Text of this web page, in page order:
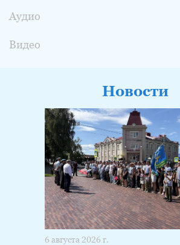
Аудио
Видео
Новости
6 августа 2026 г.